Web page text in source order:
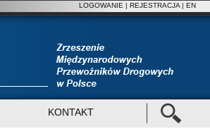
LOGOWANIE | REJESTRACJA | EN
KONTAKT